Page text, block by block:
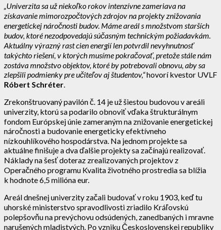
„Univerzita sa už niekoľko rokov intenzívne zameriava na
získavanie mimorozpočtových zdrojov na projekty znižovania
energetickej náročnosti budov. Máme areál s množstvom starších
budov, ktoré nezodpovedajú súčasným technickým požiadavkám.
Aktuálny výrazný rast cien energií len potvrdil nevyhnutnosť
takýchto riešení, v ktorých musíme pokračovať, pretože stále nám
zostáva množstvo objektov, ktoré by potrebovali obnovu, aby sa
zlepšili podmienky pre učiteľov aj študentov,“hovorí kvestor UVLF
Róbert Schréter
Zrekonštruovaný pavilón č. 14 je už šiestou budovou v areáli
univerzity, ktorú sa podarilo obnoviť vďaka štrukturálnym
fondom Európskej únie zameraným na znižovanie energetickej
náročnosti a budovanie energeticky efektívneho
nízkouhlíkového hospodárstva. Na jednom projekte sa
aktuálne finišuje a dva ďalšie projekty sa začínajú realizovať.
Náklady na šesť doteraz zrealizovaných projektov z
Operačného programu Kvalita životného prostredia sa blížia
k hodnote 6,5 milióna eur.
Areál dnešnej univerzity začali budovať v roku 1903, keď tu
uhorské ministerstvo spravodlivosti zriadilo Kráľovskú
polepšovňu na prevýchovu odsúdených, zanedbaných i mravne
narušených mladistvých. Po vzniku Československej republiky